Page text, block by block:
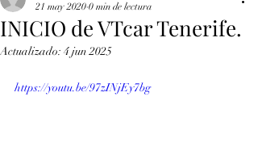
INICIO de VTcar Tenerife.
21 may 2020 0 min de lectura
Actualizado:4 jun 2025
https://youtu.be/97zINjEy7bg